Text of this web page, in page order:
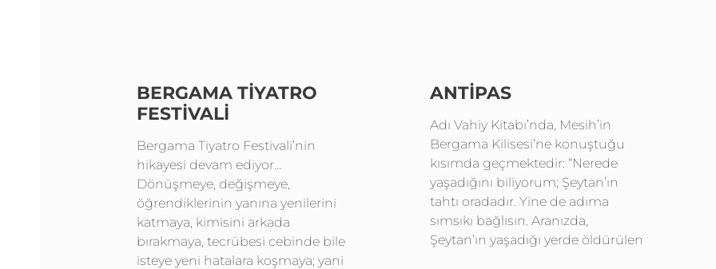
BERGAMA TIYATRO
FESTIVALI
Bergama Tiyatro Festivali’nin
hikayesi devam ediyor…
Dönüşmeye, değişmeye,
öğrendiklerinin yanına yenilerini
katmaya, kimisini arkada
bırakmaya, tecrübesi cebinde bile
isteye yeni hatalara koşmaya; yani
ANTIPAS
Adı Vahiy Kitabı’nda, Mesih’in
Bergama Kilisesi’ne konuştuğu
kısımda geçmektedir: “Nerede
yaşadığını biliyorum; Şeytan’ın
tahtı oradadır. Yine de adıma
sımsıkı bağlısın. Aranızda,
Şeytan’ın yaşadığı yerde öldürülen